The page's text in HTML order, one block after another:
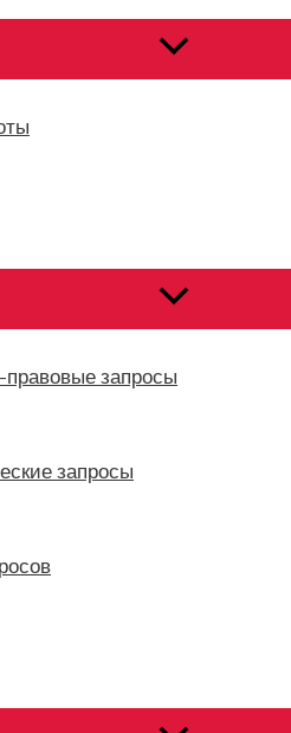
запросы
запросы